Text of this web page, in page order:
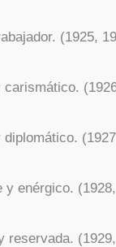
(1925,
y enérgico.
reservada.